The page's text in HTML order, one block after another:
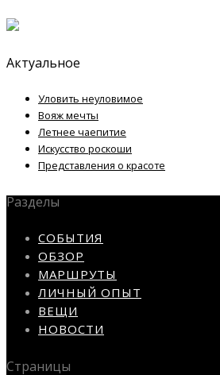
Актуальное
Уловить неуловимое
Вояж мечты
Летнее чаепитие
Искусство роскоши
Представления о красоте
Разделы
СОБЫТИЯ
ОБЗОР
МАРШРУТЫ
ЛИЧНЫЙ ОПЫТ
ВЕЩИ
НОВОСТИ
Страницы